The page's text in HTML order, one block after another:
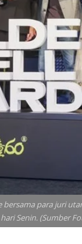
para juri
Senin. (Sumber